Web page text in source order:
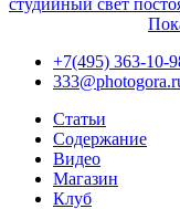
студийный свет
+7(495) 363-10-
Статьи
Содержание
Видео
Магазин
Клуб